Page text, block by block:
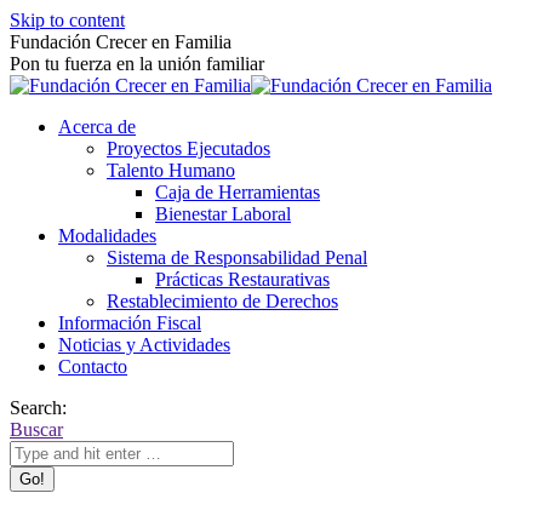
Skip to content
Fundación Crecer en Familia
Pon tu fuerza en la unión familiar
Acerca de
Proyectos Ejecutados
Talento Humano
Caja de Herramientas
Bienestar Laboral
Modalidades
Sistema de Responsabilidad Penal
Prácticas Restaurativas
Restablecimiento de Derechos
Información Fiscal
Noticias y Actividades
Contacto
Search:
Buscar